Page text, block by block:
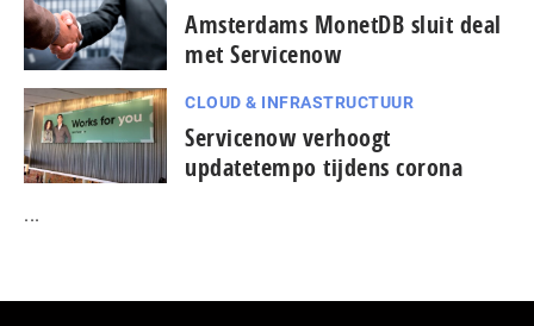
Amsterdams MonetDB sluit deal
met Servicenow
CLOUD & INFRASTRUCTUUR
Servicenow verhoogt
updatetempo tijdens corona
...